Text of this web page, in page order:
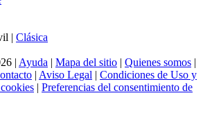
| Clásica
| Ayuda | Mapa del sitio | Quienes somos |
| Aviso Legal | Condiciones de Uso y
| Preferencias del consentimiento de